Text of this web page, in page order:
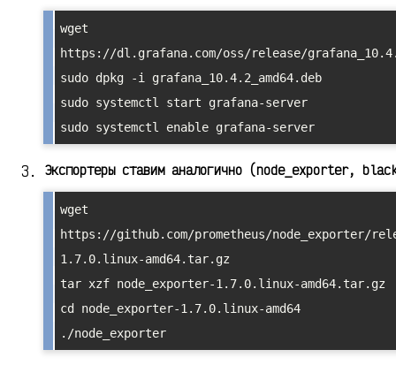
wget
https://dl.grafana.com/oss/release/
sudo dpkg -i grafana_10.4.2_amd64.deb
sudo systemctl start grafana-server
sudo systemctl enable grafana-server
Экспортеры ставим аналогично (node_exporter,
wget
https://github.com/prometheus/node_exporter/
1.7.0.linux-amd64.tar.gz
tar xzf node_exporter-1.7.0.linux-amd64.tar.gz
cd node_exporter-1.7.0.linux-amd64
./node_exporter